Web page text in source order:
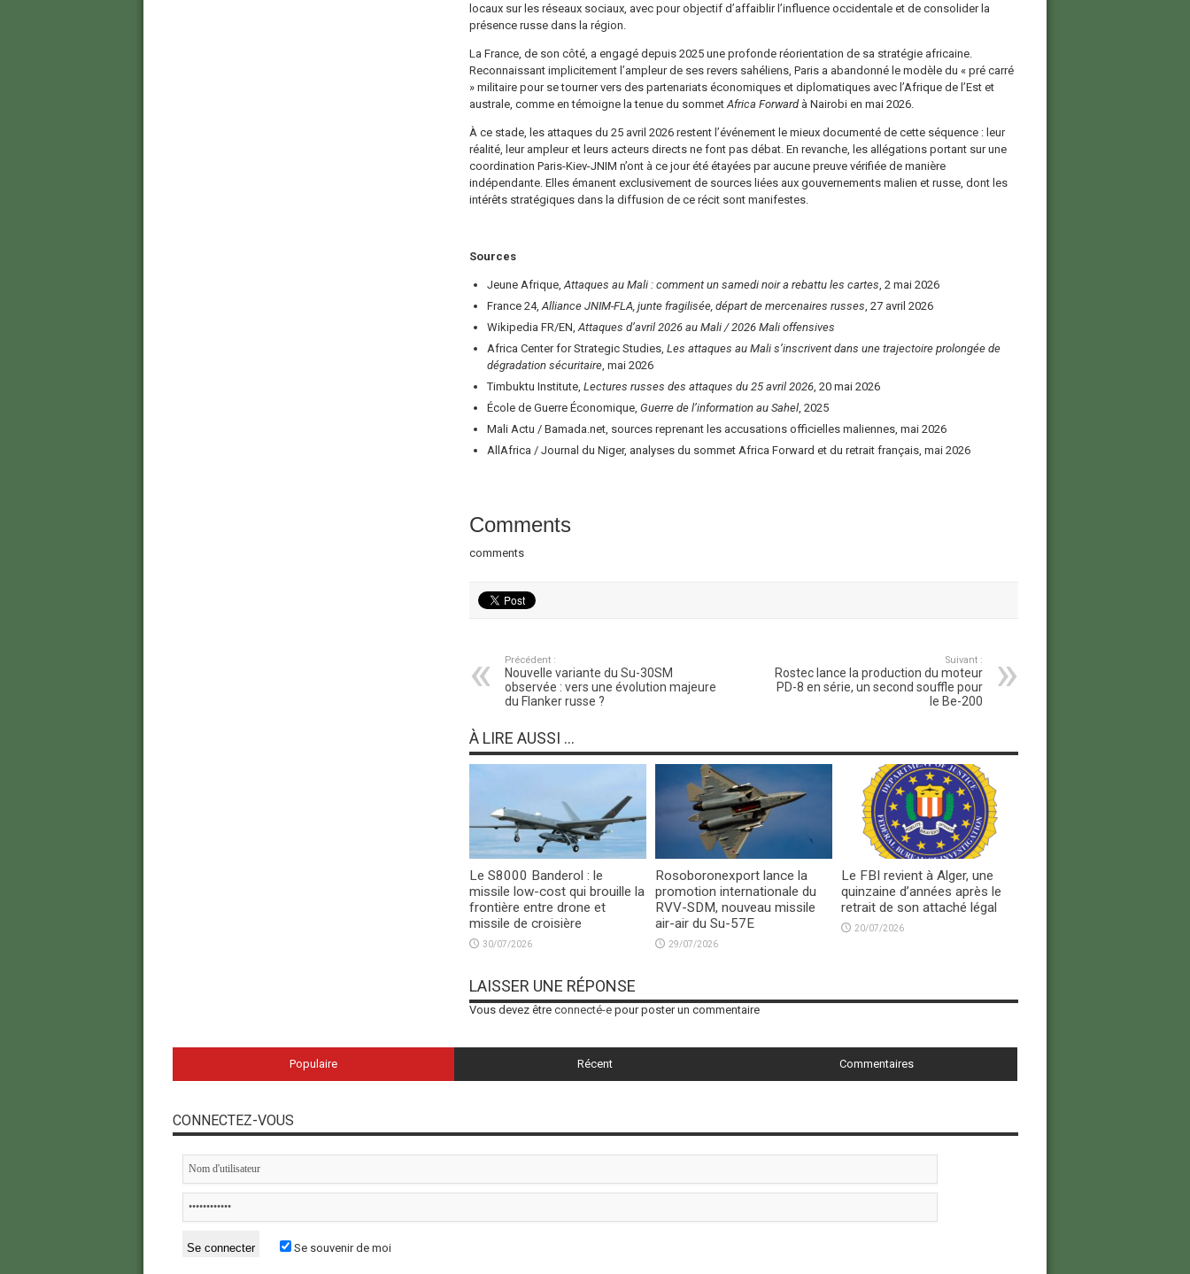
locaux sur les réseaux sociaux, avec pour objectif d’affaiblir l’influence occidentale et de consolider la
présence russe dans la région.
La France, de son côté, a engagé depuis 2025 une profonde réorientation de sa stratégie africaine.
Reconnaissant implicitement l’ampleur de ses revers sahéliens, Paris a abandonné le modèle du « pré carré
» militaire pour se tourner vers des partenariats économiques et diplomatiques avec l’Afrique de l’Est et
australe, comme en témoigne la tenue du sommetAfrica Forwardà Nairobi en mai 2026.
À ce stade, les attaques du 25 avril 2026 restent l’événement le mieux documenté de cette séquence : leur
réalité, leur ampleur et leurs acteurs directs ne font pas débat. En revanche, les allégations portant sur une
coordination Paris-Kiev-JNIM n’ont à ce jour été étayées par aucune preuve vérifiée de manière
indépendante. Elles émanent exclusivement de sources liées aux gouvernements malien et russe, dont les
intérêts stratégiques dans la diffusion de ce récit sont manifestes.
Sources
Jeune Afrique,Attaques au Mali : comment un samedi noir a rebattu les cartes, 2 mai 2026
France 24,Alliance JNIM-FLA, junte fragilisée, départ de mercenaires russes, 27 avril 2026
Wikipedia FR/EN,Attaques d’avril 2026 au Mali / 2026 Mali offensives
Africa Center for Strategic Studies, Les attaques au Mali s’inscrivent dans une trajectoire prolongée de
dégradation sécuritaire, mai 2026
Timbuktu Institute, Lectures russes des attaques du 25 avril 2026, 20 mai 2026
École de Guerre Économique, Guerre de l’information au Sahel, 2025
Mali Actu / Bamada.net, sources reprenant les accusations officielles maliennes, mai 2026
AllAfrica / Journal du Niger, analyses du sommet Africa Forward et du retrait français, mai 2026
Comments
comments
Précédent :
Nouvelle variante du Su-30SM
observée : vers une évolution majeure
du Flanker russe ?
Suivant :
Rostec lance la production du moteur
PD-8 en série, un second souffle pour
le Be-200
À LIRE AUSSI ...
Le S8000 Banderol : le
missile low-cost qui brouille la
frontière entre drone et
missile de croisière
30/07/2026
Rosoboronexport lance la
promotion internationale du
RVV-SDM, nouveau missile
air-air du Su-57E
29/07/2026
Le FBI revient à Alger, une
quinzaine d’années après le
retrait de son attaché légal
20/07/2026
LAISSER UNE RÉPONSE
Vous devez être connecté-epour poster un commentaire
Populaire Récent Commentaires
CONNECTEZ-VOUS
Se souvenir de moi